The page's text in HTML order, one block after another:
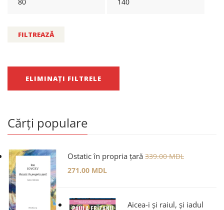
FILTREAZĂ
ELIMINAȚI FILTRELE
Cărți populare
Ostatic în propria țară 339.00MDL
271.00 MDL
Aicea-i și raiul, și iadul